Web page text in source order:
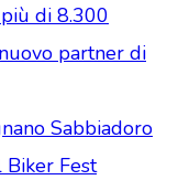
di 8.300
partner di
Sabbiadoro
Fest